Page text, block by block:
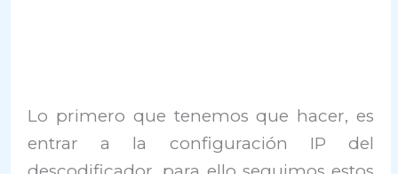
Lo primero que tenemos que hacer, es
entrar a la configuración IP del